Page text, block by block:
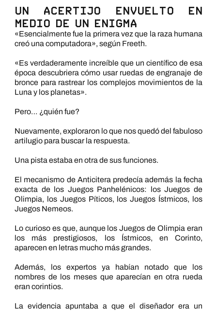
Un acertijo envuelto en
medio de un enigma
«Esencialmente fue la primera vez que la raza humana
creó una computadora», según Freeth.
«Es verdaderamente increíble que un científico de esa
época descubriera cómo usar ruedas de engranaje de
bronce para rastrear los complejos movimientos de la
Luna y los planetas».
Pero… ¿quién fue?
Nuevamente, exploraron lo que nos quedó del fabuloso
artilugio para buscar la respuesta.
Una pista estaba en otra de sus funciones.
El mecanismo de Anticitera predecía además la fecha
exacta de los Juegos Panhelénicos: los Juegos de
Olimpia, los Juegos Píticos, los Juegos Ístmicos, los
Juegos Nemeos.
Lo curioso es que, aunque los Juegos de Olimpia eran
los más prestigiosos, los Ístmicos, en Corinto,
aparecen en letras mucho más grandes.
Además, los expertos ya habían notado que los
nombres de los meses que aparecían en otra rueda
eran corintios.
La evidencia apuntaba a que el diseñador era un